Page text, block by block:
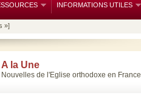
INFORMATIONS UTILES
»]
A la Une
Nouvelles de l'Eglise orthodoxe en France